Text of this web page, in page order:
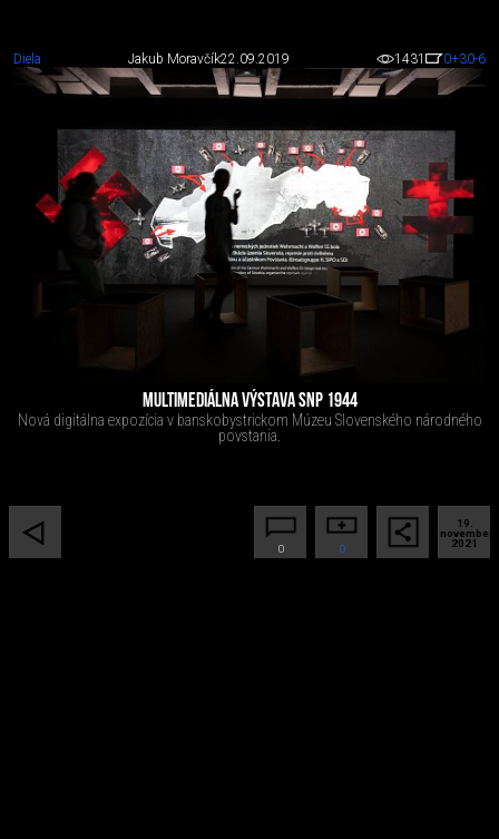
Diela Jakub Moravčík22.09.2019 1431 0+30-6
MULTIMEDIÁLNA VÝSTAVA SNP 1944
Nová digitálna expozícia v banskobystrickom Múzeu Slovenského národného
povstania.
19.
november
2021
0
0